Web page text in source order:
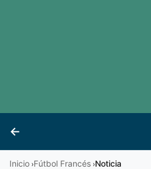
←
Vives
Inicio ›Fútbol Francés ›Noticia